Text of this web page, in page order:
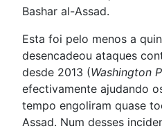
Bashar al-Assad.
Esta foi pelo menos a
desencadeou ataques
desde 2013 (Washington
efectivamente ajudando
tempo engoliram quase
Assad. Num desses